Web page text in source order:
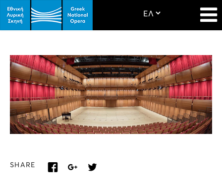
SHARE